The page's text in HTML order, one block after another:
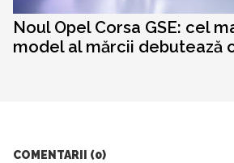
Noul Opel Corsa GSE: cel
model al mărcii debutează
COMENTARII (0)